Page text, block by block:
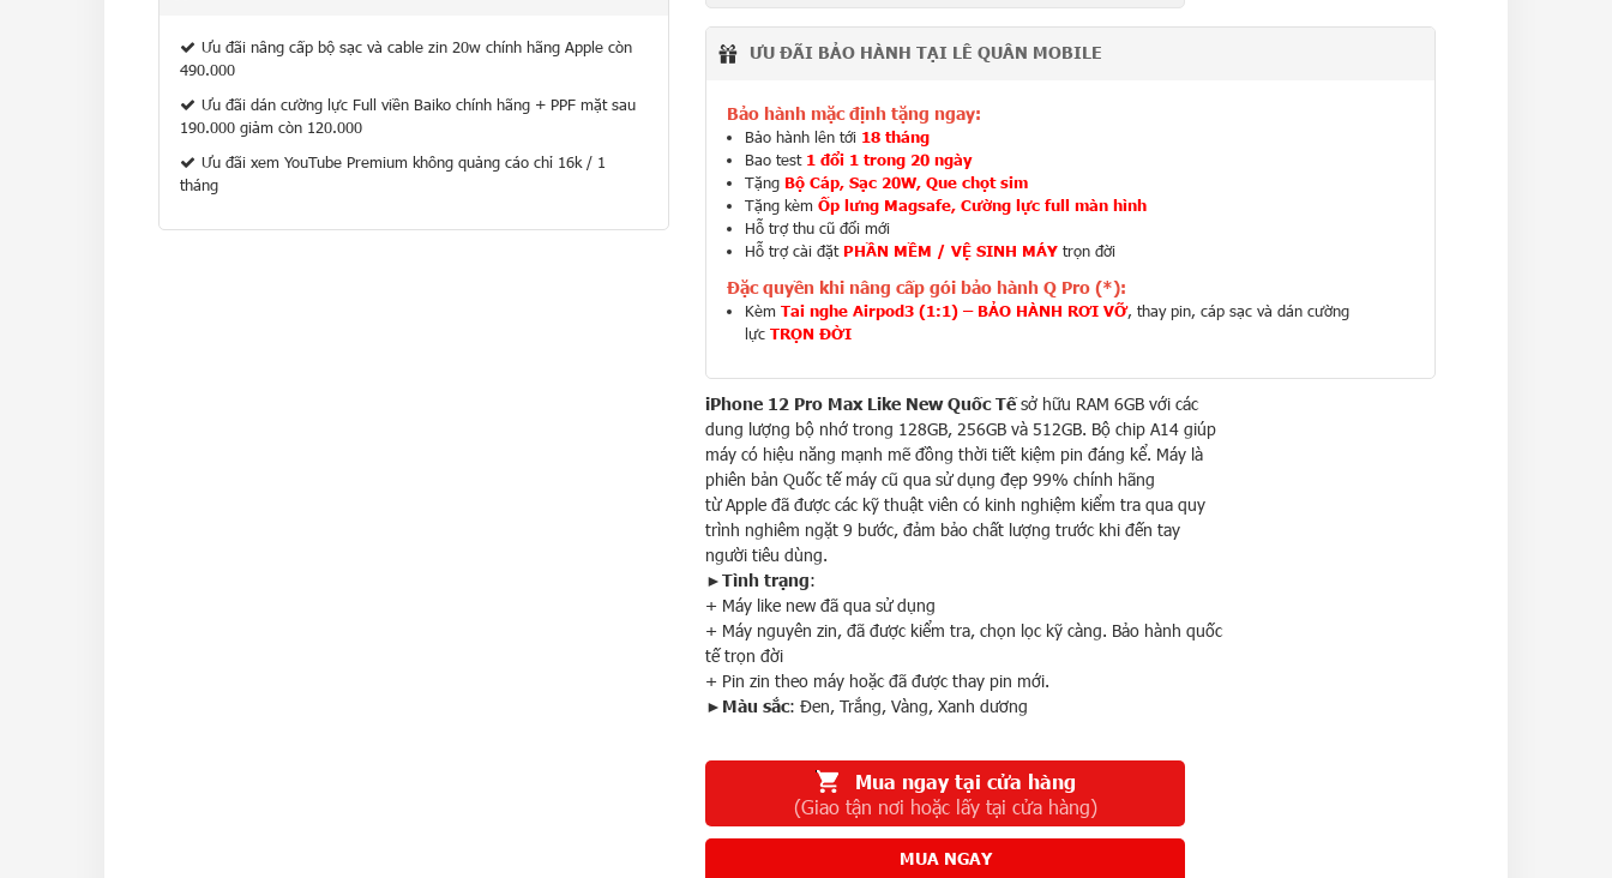
Ưu đãi nâng cấp bộ sạc và cable zin 20w chính hãng Apple còn
490.000
Ưu đãi dán cường lực Full viền Baiko chính hãng + PPF mặt sau
190.000 giảm còn 120.000
Ưu đãi xem YouTube Premium không quảng cáo chỉ 16k / 1
tháng
ƯU ĐÃI BẢO HÀNH TẠI LÊ QUÂN MOBILE
Bảo hành mặc định tặng ngay:
Bảo hành lên tới 18 tháng
Bao test 1 đổi 1 trong 20 ngày
Tặng Bộ Cáp, Sạc 20W, Que chọt sim
Tặng kèmỐp lưng Magsafe, Cường lực full màn hình
Hỗ trợ thu cũ đổi mới
Hỗ trợ cài đặt PHẦN MỀM / VỆ SINH MÁY trọn đời
Đặc quyền khi nâng cấp gói bảo hành Q Pro (*):
KèmTai nghe Airpod3 (1:1) – BẢO HÀNH RƠI VỠ, thay pin, cáp sạc và dán cường
lực TRỌN ĐỜI
iPhone 12 Pro Max Like New Quốc Tếsở hữu RAM 6GB với các
dung lượng bộ nhớ trong 128GB, 256GB và 512GB. Bộ chip A14 giúp
máy có hiệu năng mạnh mẽ đồng thời tiết kiệm pin đáng kể. Máy là
phiên bản Quốc tế máy cũ qua sử dụng đẹp 99% chính hãng
từ Apple đã được các kỹ thuật viên có kinh nghiệm kiểm tra qua quy
trình nghiêm ngặt 9 bước, đảm bảo chất lượng trước khi đến tay
người tiêu dùng.
►Tình trạng:
+ Máy like new đã qua sử dụng
+ Máy nguyên zin, đã được kiểm tra, chọn lọc kỹ càng. Bảo hành quốc
tế trọn đời
+ Pin zin theo máy hoặc đã được thay pin mới.
► Màu sắc: Đen, Trắng, Vàng, Xanh dương
Mua ngay tại cửa hàng
(Giao tận nơi hoặc lấy tại cửa hàng)
MUA NGAY